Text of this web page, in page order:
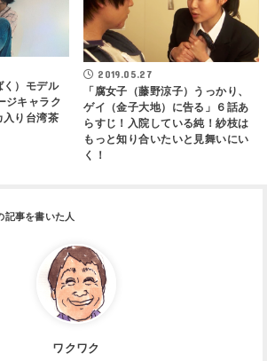
く）モデル
ジキャラク
入り台湾茶
2019.05.27
「腐女子（藤野涼子）うっかり、
ゲイ（金子大地）に告る」６話あ
らすじ！入院している純！紗枝は
もっと知り合いたいと見舞いにい
く！
ワクワク